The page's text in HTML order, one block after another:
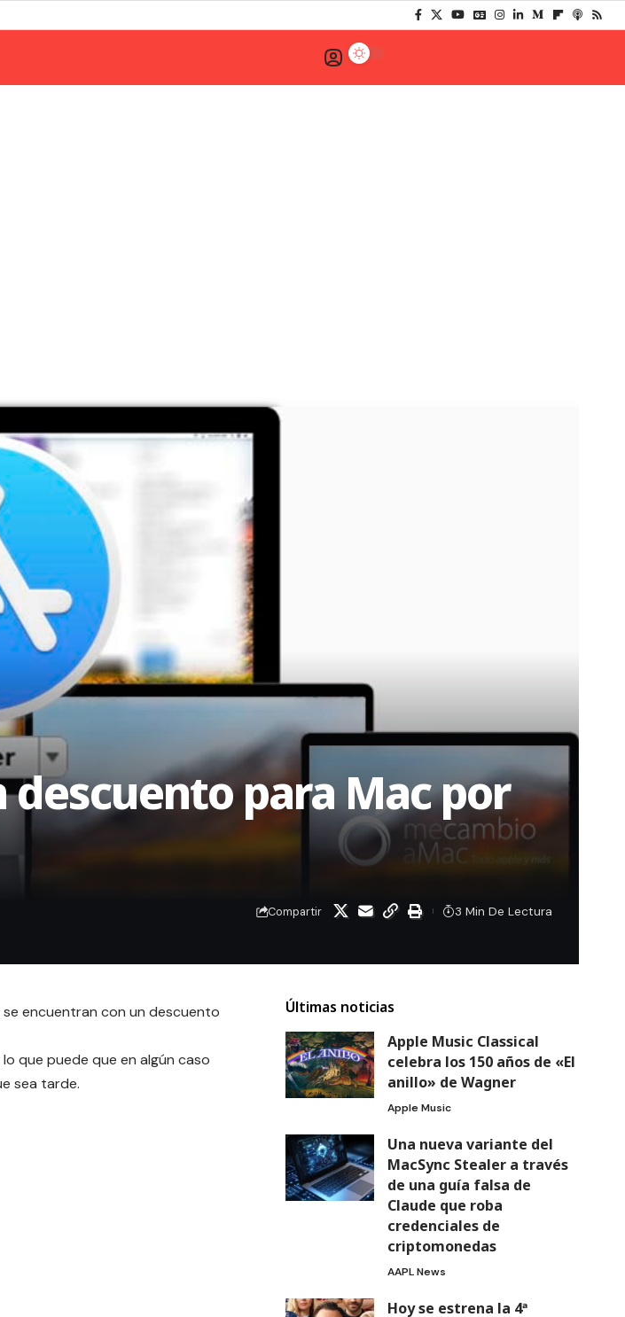
para Mac por
Compartir 3 Min De Lectura
se encuentran con un descuento
que puede que en algún caso
sea tarde.
Últimas noticias
Apple Music Classical
celebra los 150 años de «El
anillo» de Wagner
Apple Music
Una nueva variante del
MacSync Stealer a través
de una guía falsa de
Claude que roba
credenciales de
criptomonedas
AAPL News
Hoy se estrena la 4ª